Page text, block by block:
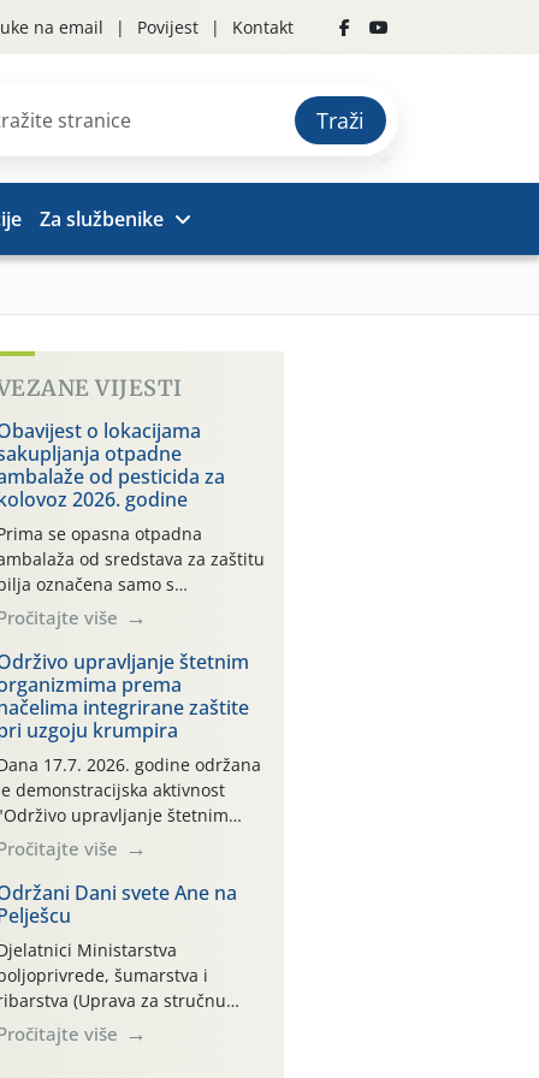
na email Povijest Kontakt
Traži
Za službenike
VIJESTI
o lokacijama
otpadne
od pesticida za
2026. godine
se opasna otpadna
od sredstava za zaštitu
označena samo s
i oznakom
CROCPA EKO MODEL:
ambalaža kao i
drugih proizvoda koji
sredstva za zaštitu bilja
(npr. ambalaža od mineralnih
se ne prihvaća.
je osiguran
povrat prazne
isključivo ovih tvrtki:
MAKS, AGRONOM,
TKI* (PINUS […]
više
upravljanje štetnim
prema
integrirane zaštite
uzgoju krumpira
17.7. 2026. godine održana
demonstracijska aktivnost
upravljanje štetnim
prema načelima
integrirane zaštite pri uzgoju
na pokusnom polju
kraj naselja Belica
parcela ID 2445031)
dio Međimurske
više
Dani svete Ane na
Ministarstva
šumarstva i
(Uprava za stručnu
razvoju poljoprivrede)
sudjelovali su na tradicionalnom
više